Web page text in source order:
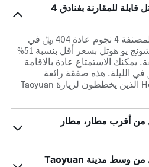
هل الأسعار في تشونج يو هوتل قابلة للمقارنة بفنادق 4
تكلف فنادق Taoyuan City المصنفة 4 نجوم عادة 404 ﷼ في
الليلة ، ولكن وسطياً يتوفر تشونج يو هوتل بسعر أقل بنسبة 51%
الاستمتاع عادة بالاقامة
يو هوتل بـ 200 ﷼ في الليلة. هذه صفقة رائعة
لمستخدمي HotelsCombined الذين يخططون لزيارة Taoyuan
من أقرب مطار، مطار
ما مدى قرب تشونج يو هوتل من وسط مدينة Taoyuan